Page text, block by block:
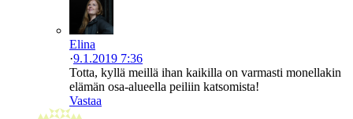
Elina
·9.1.2019 7:36
Totta, kyllä meillä ihan kaikilla on varmasti monellakin
elämän osa-alueella peiliin katsomista!
Vastaa